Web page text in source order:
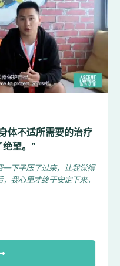
体不适所需要的治疗
望。”
下子压了过来，让我觉得
我心里才终于安定下来。